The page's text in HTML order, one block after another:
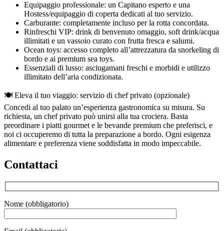
Equipaggio professionale: un Capitano esperto e una
Hostess/equipaggio di coperta dedicati al tuo servizio.
Carburante: completamente incluso per la rotta concordata.
Rinfreschi VIP: drink di benvenuto omaggio, soft drink/acqua
illimitati e un vassoio curato con frutta fresca e salumi.
Ocean toys: accesso completo all’attrezzatura da snorkeling di
bordo e ai premium sea toys.
Essenziali di lusso: asciugamani freschi e morbidi e utilizzo
illimitato dell’aria condizionata.
🍽️ Eleva il tuo viaggio: servizio di chef privato (opzionale)
Concedi al tuo palato un’esperienza gastronomica su misura. Su
richiesta, un chef privato può unirsi alla tua crociera. Basta
preordinare i piatti gourmet e le bevande premium che preferisci, e
noi ci occuperemo di tutta la preparazione a bordo. Ogni esigenza
alimentare e preferenza viene soddisfatta in modo impeccabile.
Contattaci
Nome (obbligatorio)